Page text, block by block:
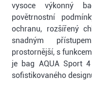
vysoce výkonný
povětrnostní
ochranu, rozšířený
snadným
prostornější, s
je bag AQUA Sport
sofistikovaného